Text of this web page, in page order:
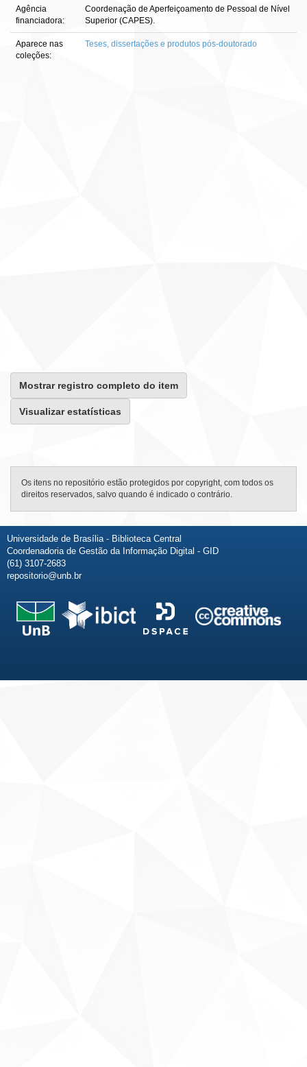
Agência
financiadora:
Coordenação de Aperfeiçoamento de Pessoal de Nível
Superior (CAPES).
Aparece nas
coleções:
Teses, dissertações e produtos pós-doutorado
Mostrar registro completo do item
Visualizar estatísticas
Os itens no repositório estão protegidos por copyright, com todos os
direitos reservados, salvo quando é indicado o contrário.
Universidade de Brasília - Biblioteca Central
Coordenadoria de Gestão da Informação Digital - GID
(61) 3107-2683
repositorio@unb.br